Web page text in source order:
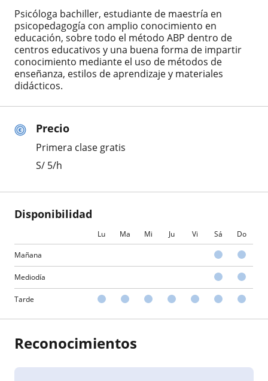
Precio
Primera clase gratis
S/ 5/h
Disponibilidad
Lu Ma Mi Ju Vi Sá Do
Mañana
Mediodía
Tarde
Psicóloga bachiller, estudiante de maestría en
psicopedagogía con amplio conocimiento en
educación, sobre todo el método ABP dentro de
centros educativos y una buena forma de impartir
conocimiento mediante el uso de métodos de
enseñanza, estilos de aprendizaje y materiales
didácticos.
Reconocimientos